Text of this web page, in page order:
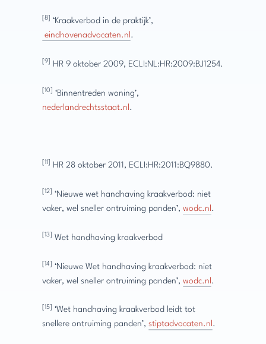
[8]
‘Kraakverbod in de praktijk’,
eindhovenadvocaten.nl .
[9] HR 9 oktober 2009, ECLI:NL:HR:2009:BJ1254.
[10]
‘Binnentreden woning’,
nederlandrechtsstaat.nl .
[11] HR 28 oktober 2011, ECLI:HR:2011:BQ9880.
[12]
‘Nieuwe wet handhaving kraakverbod: niet
vaker, wel sneller ontruiming panden’, wodc.nl .
[13] Wet handhaving kraakverbod
[14]
‘Nieuwe Wet handhaving kraakverbod: niet
vaker, wel sneller ontruiming panden’, wodc.nl .
[15]
‘Wet handhaving kraakverbod leidt tot
snellere ontruiming panden’, stiptadvocaten.nl .